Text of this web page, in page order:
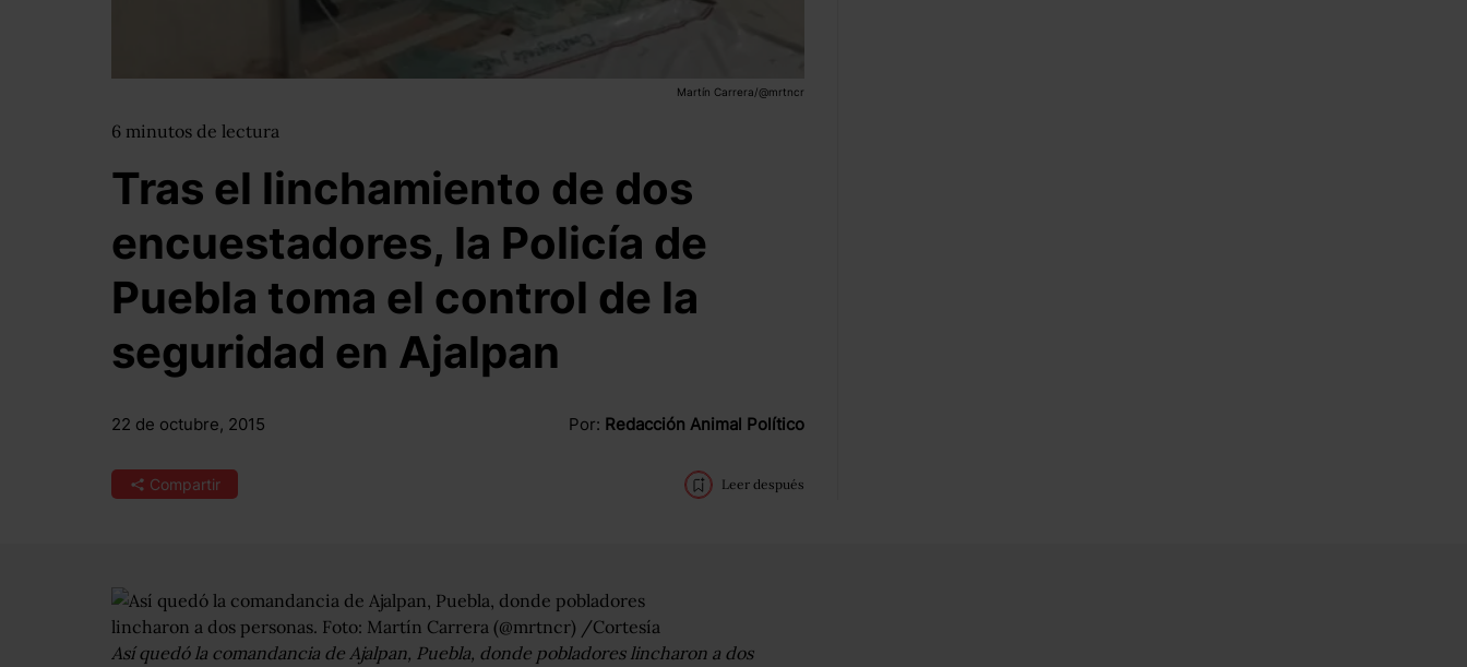
Martín Carrera/@mrtncr
6 minutos de lectura
Tras el linchamiento de dos
encuestadores, la Policía de
Puebla toma el control de la
seguridad en Ajalpan
22 de octubre, 2015 Por: Redacción Animal Político
Compartir Leer después
Así quedó la comandancia de Ajalpan, Puebla, donde pobladores lincharon a dos